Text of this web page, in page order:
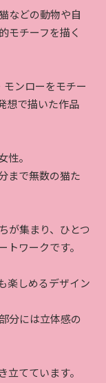
などの動物や自
モチーフを描く
ンローをモチー
想で描いた作品
性。
まで無数の猫た
が集まり、ひとつ
ワークです。
楽しめるデザイン
分には立体感の
立てています。